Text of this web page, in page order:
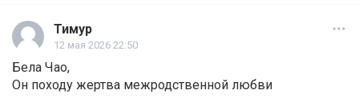
Тимур
12 мая 2026 22:50
Бела Чао,
Он походу жертва межродственной любви